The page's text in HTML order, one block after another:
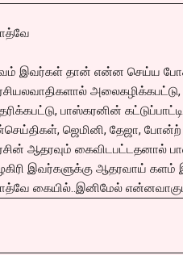
இவர்கள் தான் என்ன செய்ய
பாஸ்கரனின்
ஜெமினி, தேஜா,
ஆதரவும் கைவிடபட்டதனால்
இவர்களுக்கு ஆதரவாய் களம்
கையில்..இனிமேல்